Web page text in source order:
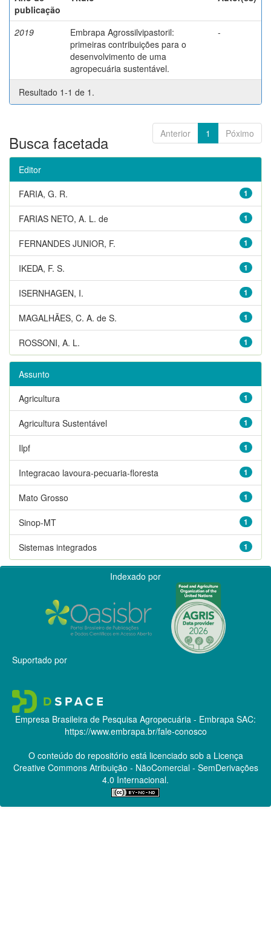
publicação
2019
Embrapa Agrossilvipastoril:
primeiras contribuições para o
desenvolvimento de uma
agropecuária sustentável.
-
Resultado 1-1 de 1.
Anterior 1 Póximo
Busca facetada
Editor
1
FARIA, G. R.
1
FARIAS NETO, A. L. de
1
FERNANDES JUNIOR, F.
1
IKEDA, F. S.
1
ISERNHAGEN, I.
1
MAGALHÃES, C. A. de S.
1
ROSSONI, A. L.
Assunto
1
Agricultura
1
Agricultura Sustentável
1
Ilpf
1
Integracao lavoura-pecuaria-floresta
1
Mato Grosso
1
Sinop-MT
1
Sistemas integrados
Indexado por
Suportado por
Empresa Brasileira de Pesquisa Agropecuária - Embrapa SAC:
https://www.embrapa.br/fale-conosco
O conteúdo do repositório está licenciado sob a Licença
Creative CommonsAtribuição - NãoComercial - SemDerivações
4.0 Internacional.